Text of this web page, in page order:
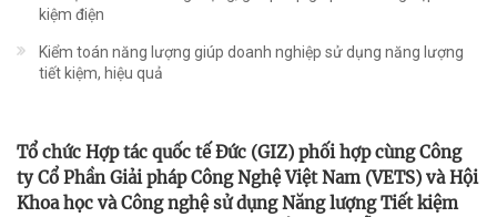
kiệm điện
Kiểm toán năng lượng giúp doanh nghiệp sử dụng năng lượng
tiết kiệm, hiệu quả
Tổ chức Hợp tác quốc tế Đức (GIZ) phối hợp cùng Công
ty Cổ Phần Giải pháp Công Nghệ Việt Nam (VETS) và Hội
Khoa học và Công nghệ sử dụng Năng lượng Tiết kiệm